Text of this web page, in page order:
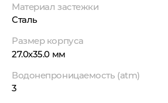
Материал застежки
Сталь
Размер корпуса
27.0x35.0 мм
Водонепроницаемость (atm)
3